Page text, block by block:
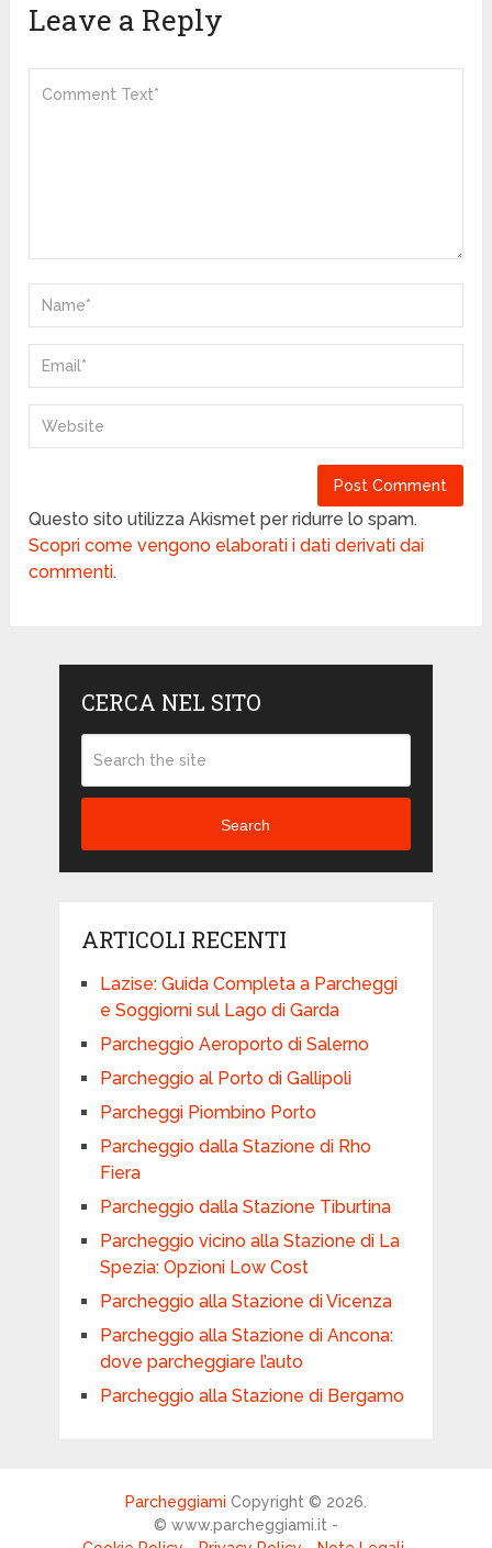
Leave a Reply
Questo sito utilizza Akismet per ridurre lo spam.
Scopri come vengono elaborati i dati derivati dai
commenti.
CERCA NEL SITO
Search
ARTICOLI RECENTI
Lazise: Guida Completa a Parcheggi
e Soggiorni sul Lago di Garda
Parcheggio Aeroporto di Salerno
Parcheggio al Porto di Gallipoli
Parcheggi Piombino Porto
Parcheggio dalla Stazione di Rho
Fiera
Parcheggio dalla Stazione Tiburtina
Parcheggio vicino alla Stazione di La
Spezia: Opzioni Low Cost
Parcheggio alla Stazione di Vicenza
Parcheggio alla Stazione di Ancona:
dove parcheggiare l’auto
Parcheggio alla Stazione di Bergamo
Parcheggiami Copyright © 2026.
© www.parcheggiami.it -